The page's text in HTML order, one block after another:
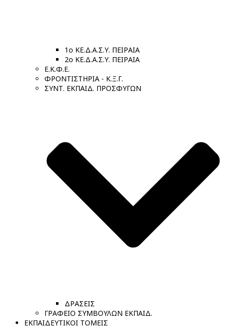
1ο ΚΕ.Δ.Α.Σ.Υ. ΠΕΙΡΑΙΑ
2ο ΚΕ.Δ.Α.Σ.Υ. ΠΕΙΡΑΙΑ
Ε.Κ.Φ.Ε.
ΦΡΟΝΤΙΣΤΗΡΙΑ - Κ.Ξ.Γ.
ΣΥΝΤ. ΕΚΠΑΙΔ. ΠΡΟΣΦΥΓΩΝ
ΔΡΑΣΕΙΣ
ΓΡΑΦΕΙΟ ΣΥΜΒΟΥΛΩΝ ΕΚΠΑΙΔ.
ΕΚΠΑΙΔΕΥΤΙΚΟΙ ΤΟΜΕΙΣ